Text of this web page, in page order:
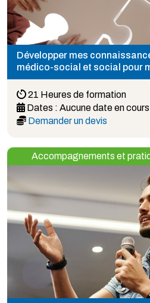
Développer mes
médico-social et social pour
21 Heures de formation
Dates : Aucune date en cours
Demander un devis
Accompagnements et